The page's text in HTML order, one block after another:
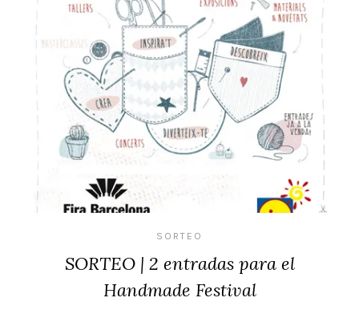
SORTEO
SORTEO | 2 entradas para el
Handmade Festival